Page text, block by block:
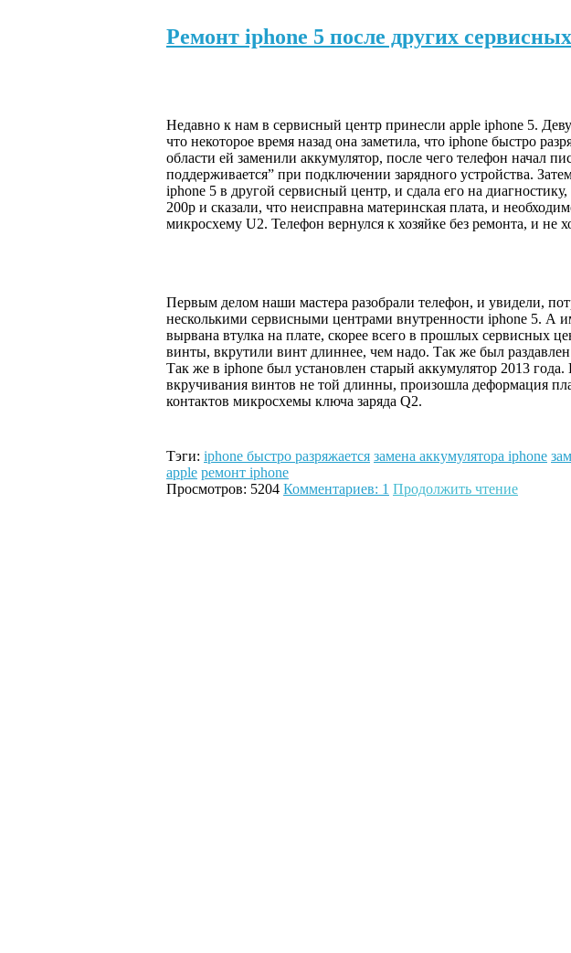
Ремонт iphone 5 после других
Недавно к нам в сервисный центр принесли apple iphone 5.
что некоторое время назад она заметила, что iphone быстро
области ей заменили аккумулятор, после чего телефон начал
поддерживается” при подключении зарядного устройства.
iphone 5 в другой сервисный центр, и сдала его на диагностику,
200р и сказали, что неисправна материнская плата, и
микросхему U2. Телефон вернулся к хозяйке без ремонта, и не
Первым делом наши мастера разобрали телефон, и увидели,
несколькими сервисными центрами внутренности iphone 5. А
вырвана втулка на плате, скорее всего в прошлых сервисных
винты, вкрутили винт длиннее, чем надо. Так же был
Так же в iphone был установлен старый аккумулятор 2013 года.
вкручивания винтов не той длинны, произошла деформация
контактов микросхемы ключа заряда Q2.
Тэги: iphone быстро разряжается замена аккумулятора iphone
apple ремонт iphone
Просмотров: 5204 Комментариев: 1 Продолжить чтение